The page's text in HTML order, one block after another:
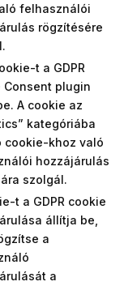
felhasználói
rögzítésére
t a GDPR
Consent plugin
A cookie az
kategóriába
cookie-khoz való
hozzájárulás
szolgál.
t a GDPR cookie
állítja be,
a
a